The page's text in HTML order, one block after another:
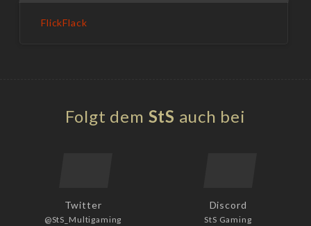
FlickFlack
Folgt dem StS auch bei
Twitter
@StS_Multigaming
Discord
StS Gaming